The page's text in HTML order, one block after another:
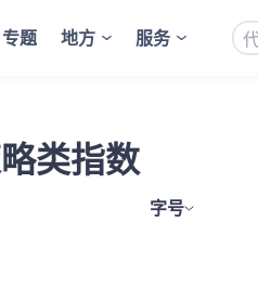
专题 地方 服务
类指数
字号